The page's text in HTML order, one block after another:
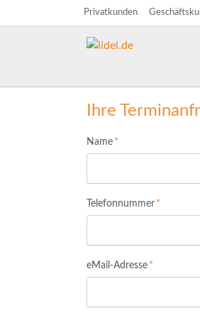
Privatkunden
Ihre
Pflichtfeld
Name *
Pflichtfeld
Telefonnummer *
Pflichtfeld
eMail-Adresse *